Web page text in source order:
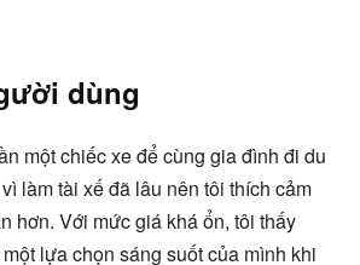
dùng
một chiếc xe để cùng gia đình đi du
làm tài xế đã lâu nên tôi thích cảm
hơn. Với mức giá khá ổn, tôi thấy
lựa chọn sáng suốt của mình khi